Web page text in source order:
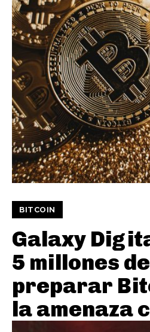
BITCOIN
Galaxy
5 millones
preparar
la amenaza